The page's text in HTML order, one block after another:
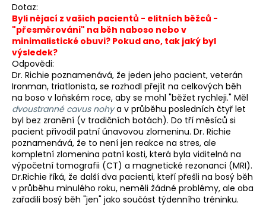
Dotaz:
Byli nějací z vašich pacientů - elitních běžců -
"přesměrováni" na běh naboso nebo v
minimalistické obuvi? Pokud ano, tak jaký byl
výsledek?
Odpovědi:
Dr. Richie poznamenává, že jeden jeho pacient, veterán
Ironman, triatlonista, se rozhodl přejít na celkových běh
na boso v loňském roce, aby se mohl "běžet rychleji." Měl
dvoustranné cavus nohya v průběhu posledních čtyř let
byl bez zranění (v tradičních botách). Do tří měsíců si
pacient přivodil patní únavovou zlomeninu. Dr. Richie
poznamenává, že to není jen reakce na stres, ale
kompletní zlomenina patní kosti, která byla viditelná na
výpočetní tomografii (CT) a magnetické rezonanci (MRI).
Dr.Richie říká, že další dva pacienti, kteří přešli na bosý běh
v průběhu minulého roku, neměli žádné problémy, ale oba
zařadili bosý běh "jen" jako součást týdenního tréninku.